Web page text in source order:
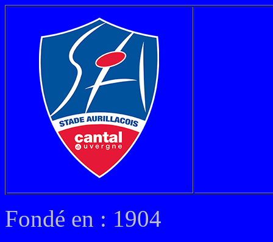
Fondé en : 1904